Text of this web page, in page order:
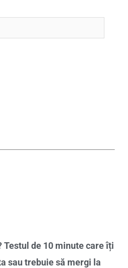
Testul de 10 minute care îți
sau trebuie să mergi la